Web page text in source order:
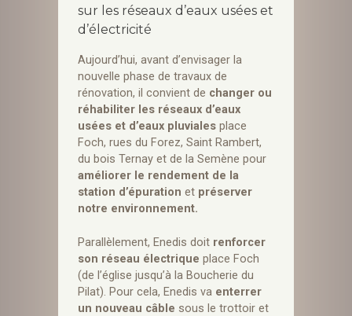
sur les réseaux d’eaux usées et
d’électricité
Aujourd’hui, avant d’envisager la
nouvelle phase de travaux de
rénovation, il convient de changer ou
réhabiliter les réseaux d’eaux
usées et d’eaux pluviales place
Foch, rues du Forez, Saint Rambert,
du bois Ternay et de la Semène pour
améliorer le rendement de la
station d’épuration et préserver
notre environnement.
Parallèlement, Enedis doit renforcer
son réseau électrique place Foch
(de l’église jusqu’à la Boucherie du
Pilat). Pour cela, Enedis va enterrer
un nouveau câble sous le trottoir et